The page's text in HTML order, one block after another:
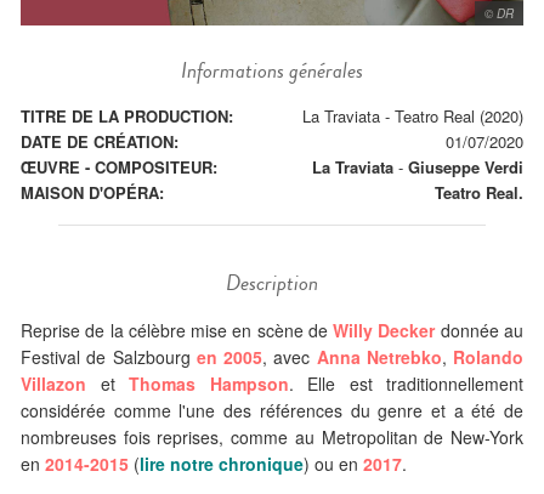
© DR
Informations générales
TITRE DE LA PRODUCTION:
La Traviata - Teatro Real (2020)
DATE DE CRÉATION:
01/07/2020
ŒUVRE - COMPOSITEUR:
La Traviata - Giuseppe Verdi
MAISON D'OPÉRA:
Teatro Real.
Description
Reprise de la célèbre mise en scène deWilly Deckerdonnée au
Festival de Salzbourg en 2005, avec Anna Netrebko, Rolando
Villazon et Thomas Hampson. Elle est traditionnellement
considérée comme l'une des références du genre et a été de
nombreuses fois reprises, comme au Metropolitan de New-York
en 2014-2015 (lire notre chronique) ou en 2017.